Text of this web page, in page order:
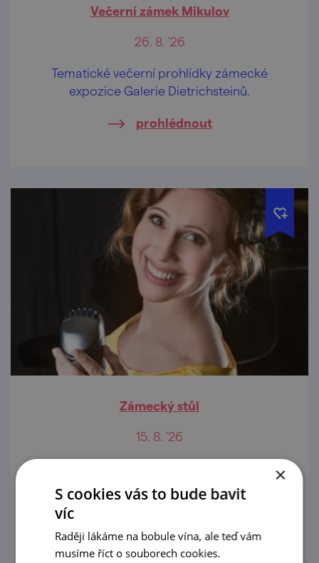
Večerní zámek Mikulov
26. 8. '26
Tematické večerní prohlídky zámecké
expozice Galerie Dietrichsteinů.
prohlédnout
Zámecký stůl
15. 8. '26
První ročník open air posezení v prostorách
zámecké zahrady v Mikulově
×
S cookies vás to bude bavit
víc
Raději lákáme na bobule vína, ale teď vám
musíme říct o souborech cookies.